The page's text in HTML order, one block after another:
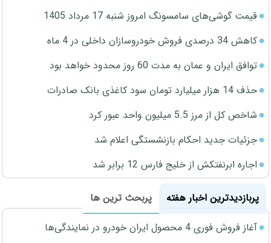
قیمت گوشی‌های سامسونگ امروز شنبه 17 مرداد 1405
کاهش 34 درصدی فروش خودروسازان داخلی در 4 ماه
توافق ایران و عمان به مدت 60 روز محدود خواهد بود
حذف 14 هزار میلیارد تومان سود کاغذی بانک صادرات
شاخص کل از مرز 5.5 میلیون واحد عبور کرد
جزئیات جدید احکام بازنشستگی اعلام شد
اجاره ابرنفتکش از خلیج فارس 12 برابر شد
پربازدیدترین اخبار هفته
پربحث ترین ها
آغاز فروش فوری 4 محصول ایران خودرو در نمایندگی‌ها